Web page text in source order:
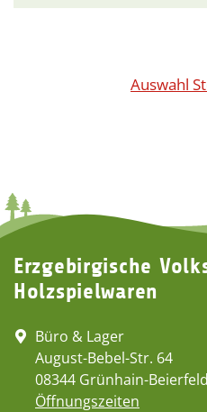
Auswahl
Erzgebirgische
Holzspielwaren
Büro & Lager
August-Bebel-Str. 64
08344 Grünhain-Beierfeld
Öffnungszeiten